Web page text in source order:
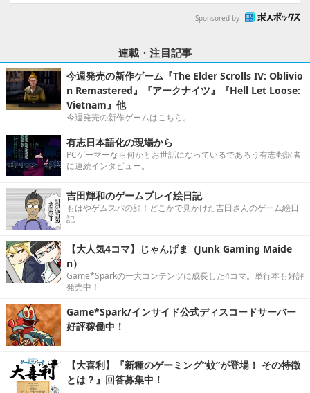
Sponsored by
連載・注目記事
今週発売の新作ゲーム『The Elder Scrolls IV: Oblivio
n Remastered』『アークナイツ』『Hell Let Loose:
Vietnam』他
今週発売の新作ゲームはこちら。
有志日本語化の現場から
PCゲーマーなら何かとお世話になっているであろう有志翻訳者
に連続インタビュー。
吉田輝和のゲームプレイ絵日記
もはやゲムスパの顔！どこかで見かけた吉田さんのゲーム絵日
記
【大人気4コマ】じゃんげま（Junk Gaming Maide
n）
Game*Sparkの一大コンテンツに成長した4コマ。単行本も好評
発売中！
Game*Spark/インサイド公式ディスコードサーバー
好評稼働中！
【大喜利】『新種のゲーミング“蚊”が登場！ その特徴
とは？』回答募集中！